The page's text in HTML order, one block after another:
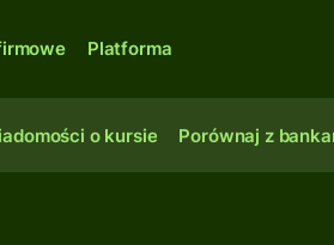
Platforma
o kursie Porównaj z